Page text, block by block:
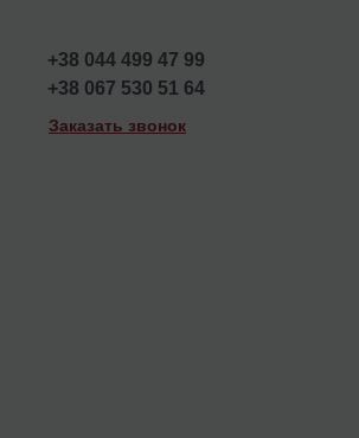
+38 044 499 47 99
+38 067 530 51 64
Заказать звонок